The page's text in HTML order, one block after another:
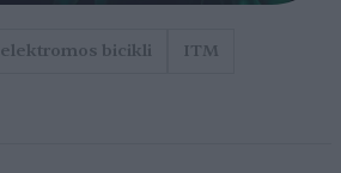
elektromos bicikli
ITM